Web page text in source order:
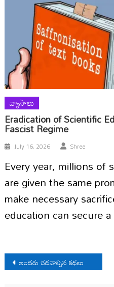
వ్యాసాలు
Eradication of Scientific
Fascist Regime
July 16, 2026 Shree
Every year, millions of
are given the same
make necessary
education can secure a
Post
navigation
అందరు చదవాల్సిన కథలు